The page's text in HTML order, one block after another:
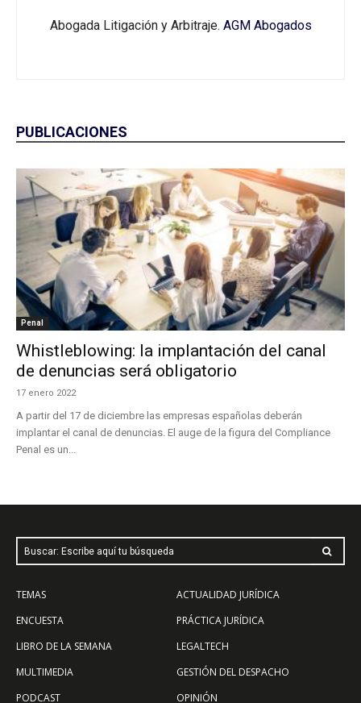
Abogada Litigación y Arbitraje. AGM Abogados
PUBLICACIONES
Penal
Whistleblowing: la implantación del canal
de denuncias será obligatorio
17 enero 2022
A partir del 17 de diciembre las empresas españolas deberán
implantar el canal de denuncias. El auge de la figura del Compliance
Penal es un...
Buscar: Escribe aquí tu búsqueda
TEMAS
ENCUESTA
LIBRO DE LA SEMANA
MULTIMEDIA
PODCAST
ACTUALIDAD JURÍDICA
PRÁCTICA JURÍDICA
LEGALTECH
GESTIÓN DEL DESPACHO
OPINIÓN